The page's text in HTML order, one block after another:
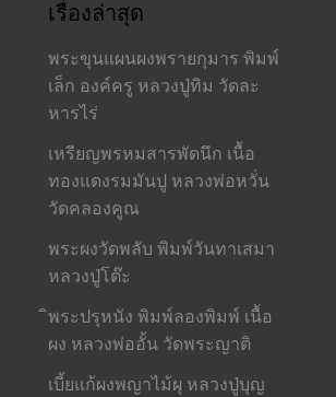
เรื่องล่าสุด
พระขุนแผนผงพรายกุมาร พิมพ์
เล็ก องค์ครู หลวงปู่ทิม วัดละ
หารไร่
เหรียญพรหมสารพัดนึก เนื้อ
ทองแดงรมมันปู หลวงพ่อหวั่น
วัดคลองคูณ
พระผงวัดพลับ พิมพ์วันทาเสมา
หลวงปู่โต๊ะ
ิพระปรุหนัง พิมพ์ลองพิมพ์ เนื้อ
ผง หลวงพ่ออั้น วัดพระญาติ
เบี้ยแก้ผงพญาไม้ผุ หลวงปู่บุญ